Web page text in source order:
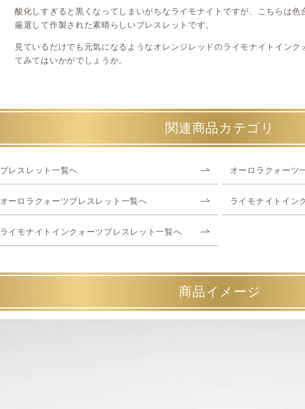
酸化しすぎると黒くなってしまいがちなライモナイトですが、こちらは色
厳選して作製された素晴らしいブレスレットです。
見ているだけでも元気になるようなオレンジレッドのライモナイトインク
てみてはいかがでしょうか。
関連商品カテゴリ
ブレスレット一覧へ オーロラクォーツ
オーロラクォーツブレスレット一覧へ ライモナイトイン
ライモナイトインクォーツブレスレット一覧へ
商品イメージ